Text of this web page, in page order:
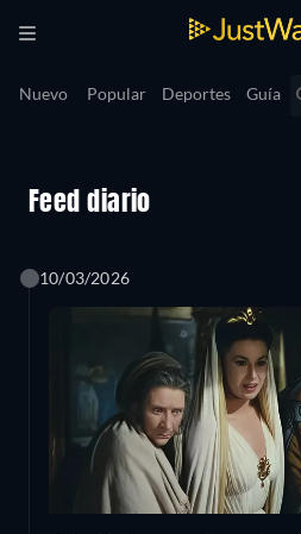
Nuevo Popular Deportes Guía
Feed diario
10/03/2026